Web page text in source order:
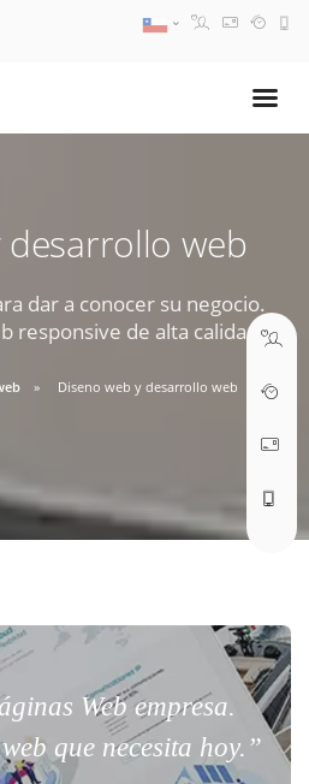
desarrollo web
dar a conocer su negocio.
responsive de alta calidad.
Diseno web y desarrollo web
Web empresa.
que necesita hoy.”
A 18:30 PM